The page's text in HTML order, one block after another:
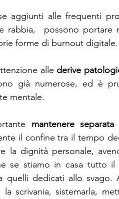
aggiunti alle frequenti
rabbia,  possono
forme di burnout digitale.
alle derive
già numerose, ed è
mentale.
mantenere
il confine tra il tempo
la dignità personale,
se stiamo in casa tutto
quelli dedicati allo svago.
la scrivania, sistemarla,